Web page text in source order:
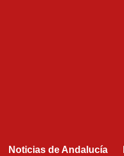
Noticias de Andalucía